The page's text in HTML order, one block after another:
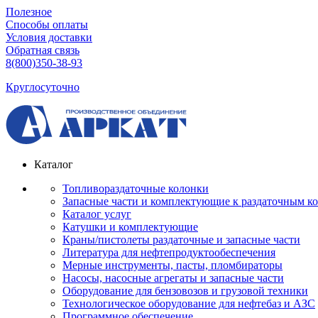
Полезное
Способы оплаты
Условия доставки
Обратная связь
8(800)350-38-93
Круглосуточно
Каталог
Топливораздаточные колонки
Запасные части и комплектующие к раздаточным
Каталог услуг
Катушки и комплектующие
Краны/пистолеты раздаточные и запасные части
Литература для нефтепродуктообеспечения
Мерные инструменты, пасты, пломбираторы
Насосы, насосные агрегаты и запасные части
Оборудование для бензовозов и грузовой техники
Технологическое оборудование для нефтебаз и АЗС